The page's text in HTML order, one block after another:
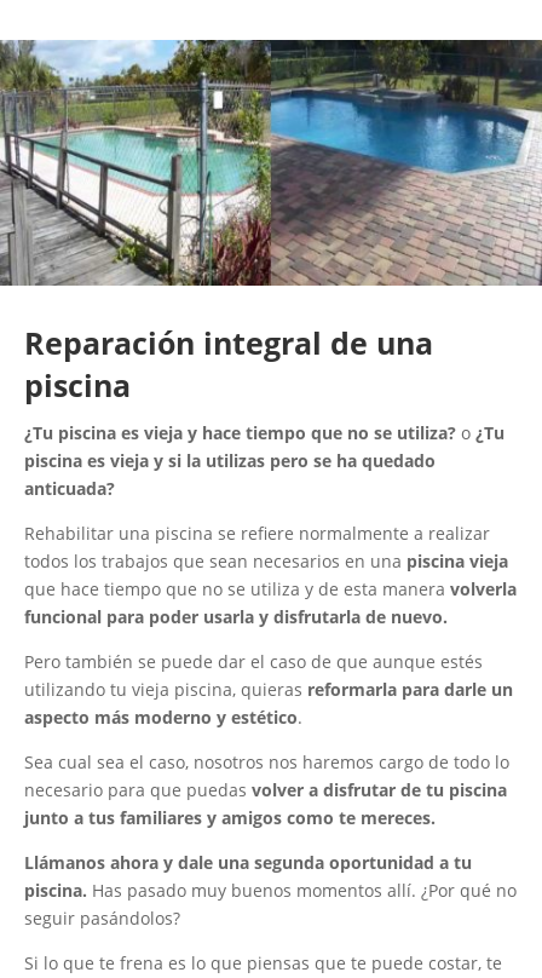
Reparación integral de una
piscina
¿Tu piscina es vieja y hace tiempo que no se utiliza? o ¿Tu
piscina es vieja y si la utilizas pero se ha quedado
anticuada?
Rehabilitar una piscina se refiere normalmente a realizar
todos los trabajos que sean necesarios en una piscina vieja
que hace tiempo que no se utiliza y de esta manera volverla
funcional para poder usarla y disfrutarla de nuevo.
Pero también se puede dar el caso de que aunque estés
utilizando tu vieja piscina, quieras reformarla para darle un
aspecto más moderno y estético.
Sea cual sea el caso, nosotros nos haremos cargo de todo lo
necesario para que puedas volver a disfrutar de tu piscina
junto a tus familiares y amigos como te mereces.
Llámanos ahora y dale una segunda oportunidad a tu
piscina. Has pasado muy buenos momentos allí. ¿Por qué no
seguir pasándolos?
Si lo que te frena es lo que piensas que te puede costar, te